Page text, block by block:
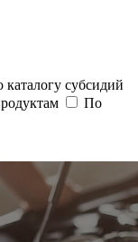
каталогу субсидий
По